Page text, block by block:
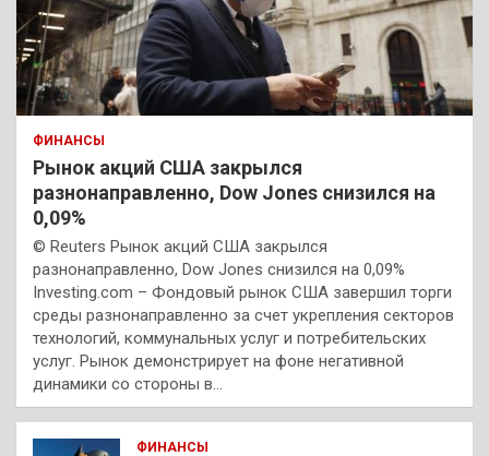
ФИНАНСЫ
Рынок акций США закрылся
разнонаправленно, Dow Jones снизился на
0,09%
© Reuters Рынок акций США закрылся
разнонаправленно, Dow Jones снизился на 0,09%
Investing.com – Фондовый рынок США завершил торги
среды разнонаправленно за счет укрепления секторов
технологий, коммунальных услуг и потребительских
услуг. Рынок демонстрирует на фоне негативной
динамики со стороны в…
ФИНАНСЫ